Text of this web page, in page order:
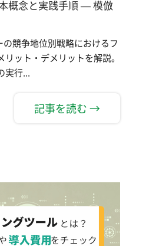
概念と実践手順 — 模倣
競争地位別戦略におけるフ
ット・デメリットを解説。
実行...
記事を読む →